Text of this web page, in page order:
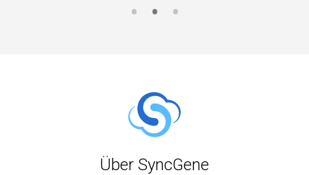
Über SyncGene